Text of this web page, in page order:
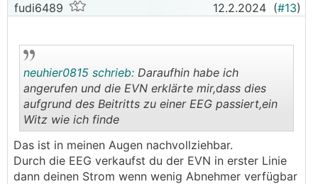
fudi6489 12.2.2024 (#13)
..
neuhier0815 schrieb: Daraufhin habe ich
angerufen und die EVN erklärte mir,dass dies
aufgrund des Beitritts zu einer EEG passiert,ein
Witz wie ich finde
Das ist in meinen Augen nachvollziehbar.
Durch die EEG verkaufst du der EVN in erster Linie
dann deinen Strom wenn wenig Abnehmer verfügbar